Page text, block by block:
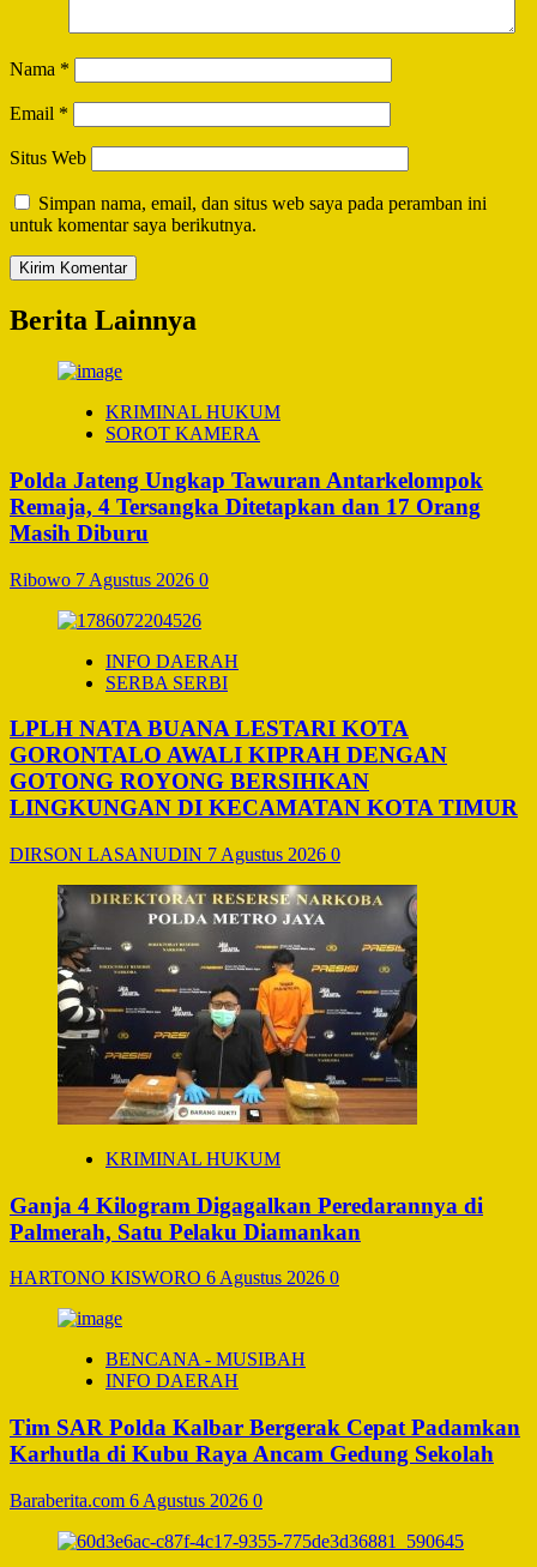
Nama *
Email *
Situs Web
Simpan nama, email, dan situs web saya pada peramban ini
untuk komentar saya berikutnya.
Berita Lainnya
KRIMINAL HUKUM
SOROT KAMERA
Polda Jateng Ungkap Tawuran Antarkelompok
Remaja, 4 Tersangka Ditetapkan dan 17 Orang
Masih Diburu
Ribowo 7 Agustus 2026 0
INFO DAERAH
SERBA SERBI
LPLH NATA BUANA LESTARI KOTA
GORONTALO AWALI KIPRAH DENGAN
GOTONG ROYONG BERSIHKAN
LINGKUNGAN DI KECAMATAN KOTA TIMUR
DIRSON LASANUDIN 7 Agustus 2026 0
KRIMINAL HUKUM
Ganja 4 Kilogram Digagalkan Peredarannya di
Palmerah, Satu Pelaku Diamankan
HARTONO KISWORO 6 Agustus 2026 0
BENCANA - MUSIBAH
INFO DAERAH
Tim SAR Polda Kalbar Bergerak Cepat Padamkan
Karhutla di Kubu Raya Ancam Gedung Sekolah
Baraberita.com 6 Agustus 2026 0